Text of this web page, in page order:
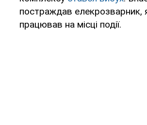
постраждав елекрозварник,
працював на місці події.